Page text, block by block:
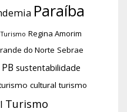
Paraíba
Regina Amorim
do Norte Sebrae
sustentabilidade
cultural turismo
Turismo